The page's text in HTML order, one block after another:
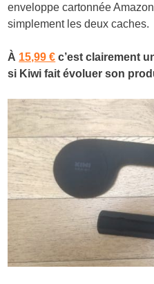
enveloppe cartonnée
simplement les deux caches.
À 15,99 € c’est clairement
si Kiwi fait évoluer son